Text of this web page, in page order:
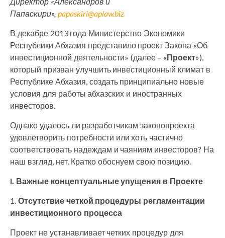
Папаскири», papaskiri@aplaw.biz
В декабре 2013 года Министерство Экономики
Республики Абхазия представило проект Закона «Об
инвестиционной деятельности» (далее – «Проект»),
который призван улучшить инвестиционный климат в
Республике Абхазия, создать принципиально новые
условия для работы абхазских и иностранных
инвесторов.
Однако удалось ли разработчикам законопроекта
удовлетворить потребности или хоть частично
соответствовать надеждам и чаяниям инвесторов? На
наш взгляд, нет. Кратко обоснуем свою позицию.
I. Важные концептуальные упущения в Проекте
1. Отсутствие четкой процедуры регламентации
инвестиционного процесса
Проект не устанавливает четких процедур для